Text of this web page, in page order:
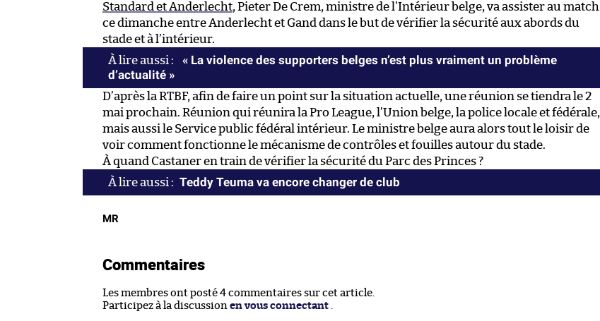
Standard et Anderlecht, Pieter De Crem, ministre de l’Intérieur belge, va assister au match
ce dimanche entre Anderlecht et Gand dans le but de vérifier la sécurité aux abords du
stade et à l’intérieur.
« La violence des supporters belges n’est plus vraiment un problème
d’actualité »
D’après la RTBF, afin de faire un point sur la situation actuelle, une réunion se tiendra le 2
mai prochain. Réunion qui réunira la Pro League, l’Union belge, la police locale et fédérale,
mais aussi le Service public fédéral intérieur. Le ministre belge aura alors tout le loisir de
voir comment fonctionne le mécanisme de contrôles et fouilles autour du stade.
À quand Castaner en train de vérifier la sécurité du Parc des Princes ?
Teddy Teuma va encore changer de club
MR
Commentaires
Les membres ont posté 4 commentaires sur cet article.
Participez à la discussion en vous connectant .